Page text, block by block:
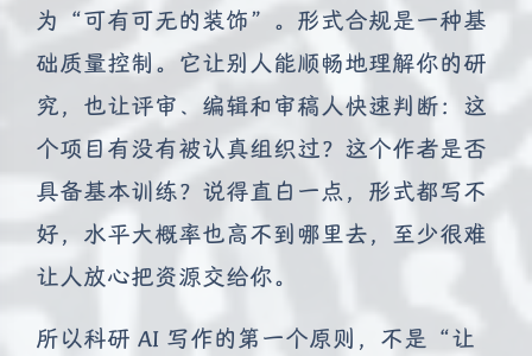
为“可有可无的装饰”。形式合规是一种基
础质量控制。它让别人能顺畅地理解你的研
究，也让评审、编辑和审稿人快速判断：这
个项目有没有被认真组织过？这个作者是否
具备基本训练？说得直白一点，形式都写不
好，水平大概率也高不到哪里去，至少很难
让人放心把资源交给你。
所以科研 AI 写作的第一个原则，不是“让